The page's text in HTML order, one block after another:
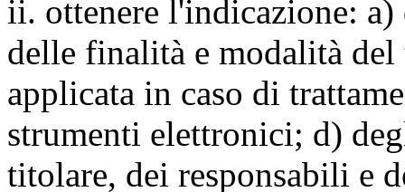
ii. ottenere l'indicazione:
delle finalità e modalità
applicata in caso di
strumenti elettronici; d)
titolare, dei responsabili e